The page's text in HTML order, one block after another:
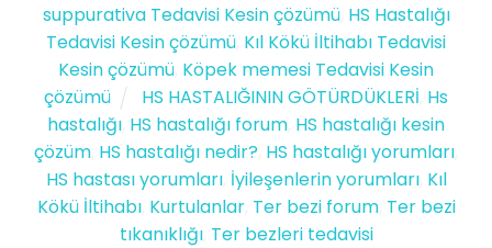
suppurativa Tedavisi Kesin çözümü, HS Hastalığı
Tedavisi Kesin çözümü Kıl Kökü İltihabı Tedavisi
Kesin çözümü Köpek memesi Tedavisi Kesin
çözümü
HS HASTALIĞININ GÖTÜRDÜKLERİ Hs
hastalığı HS hastalığı forum HS hastalığı kesin
çözüm HS hastalığı nedir? HS hastalığı yorumları
HS hastası yorumları, İyileşenlerin yorumları, Kıl
Kökü İltihabı, Kurtulanlar, Ter bezi forum, Ter bezi
tıkanıklığı, Ter bezleri tedavisi